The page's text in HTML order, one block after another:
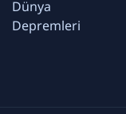
Dünya
Depremleri